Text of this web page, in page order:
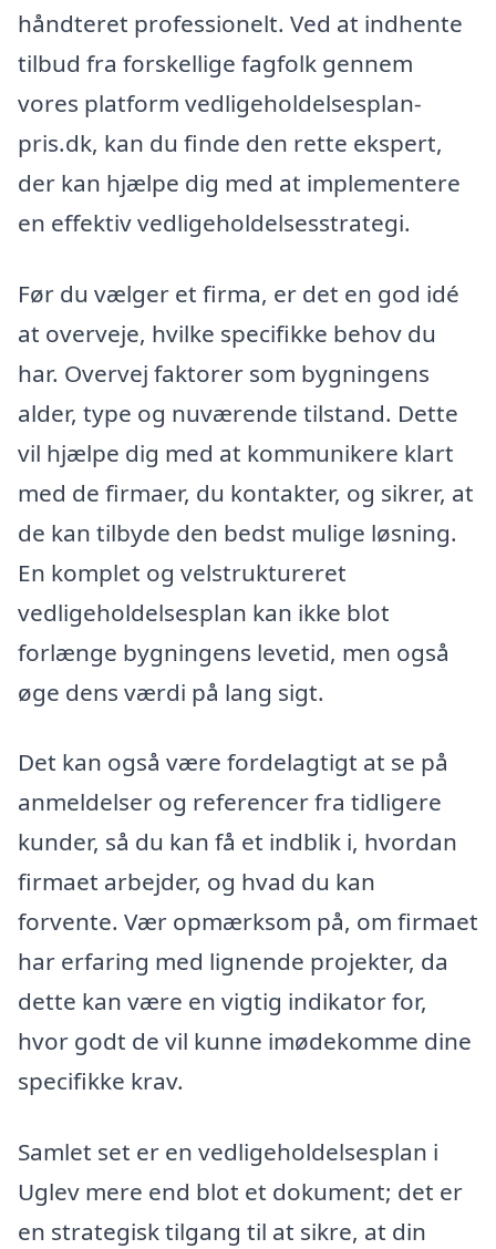
håndteret professionelt. Ved at indhente
tilbud fra forskellige fagfolk gennem
vores platform vedligeholdelsesplan-
pris.dk, kan du finde den rette ekspert,
der kan hjælpe dig med at implementere
en effektiv vedligeholdelsesstrategi.
Før du vælger et firma, er det en god idé
at overveje, hvilke specifikke behov du
har. Overvej faktorer som bygningens
alder, type og nuværende tilstand. Dette
vil hjælpe dig med at kommunikere klart
med de firmaer, du kontakter, og sikrer, at
de kan tilbyde den bedst mulige løsning.
En komplet og velstruktureret
vedligeholdelsesplan kan ikke blot
forlænge bygningens levetid, men også
øge dens værdi på lang sigt.
Det kan også være fordelagtigt at se på
anmeldelser og referencer fra tidligere
kunder, så du kan få et indblik i, hvordan
firmaet arbejder, og hvad du kan
forvente. Vær opmærksom på, om firmaet
har erfaring med lignende projekter, da
dette kan være en vigtig indikator for,
hvor godt de vil kunne imødekomme dine
specifikke krav.
Samlet set er en vedligeholdelsesplan i
Uglev mere end blot et dokument; det er
en strategisk tilgang til at sikre, at din